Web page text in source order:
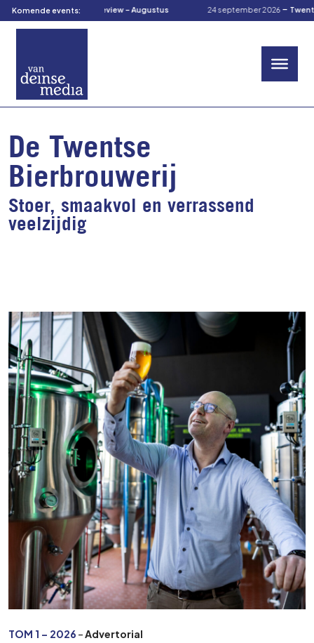
Komende events:
2026-TOM’s Preview – Augustus 24 september 2026-
De Twentse
Bierbrouwerij
Stoer, smaakvol en verrassend
veelzijdig
TOM 1 – 2026 – Advertorial